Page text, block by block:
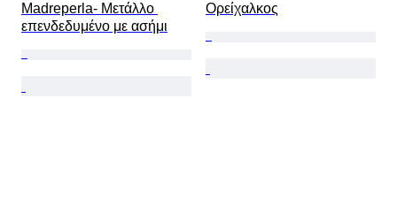
Madreperla- Μετάλλο
επενδεδυμένο με ασήμι
Ορείχαλκος